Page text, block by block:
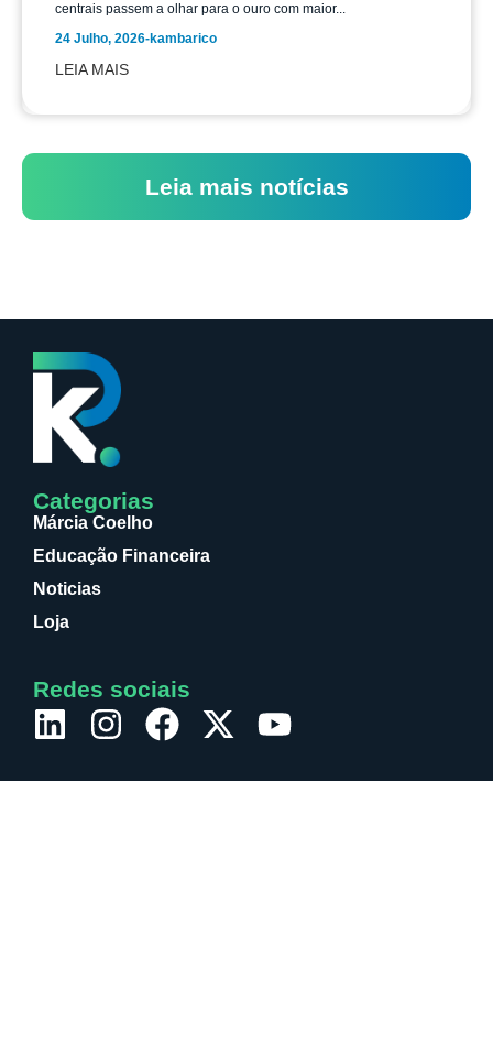
centrais passem a olhar para o ouro com maior...
24 Julho, 2026-kambarico
LEIA MAIS
Leia mais notícias
Categorias
Márcia Coelho
Educação Financeira
Noticias
Loja
Redes sociais